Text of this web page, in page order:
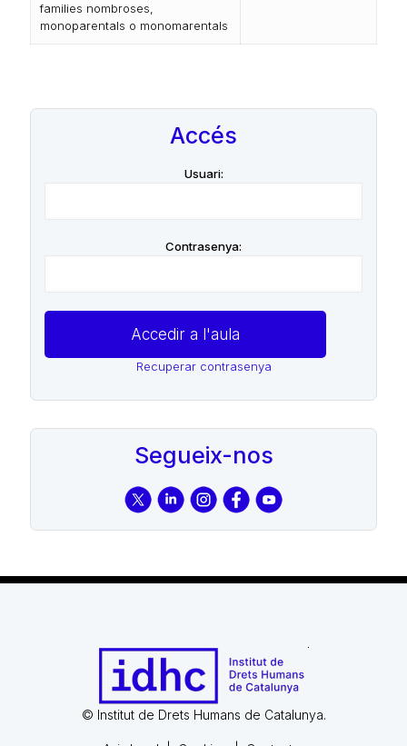
families nombroses,
monoparentals o monomarentals
Accés
Usuari:
Contrasenya:
Recuperar contrasenya
Segueix-nos
© Institut de Drets Humans de Catalunya.